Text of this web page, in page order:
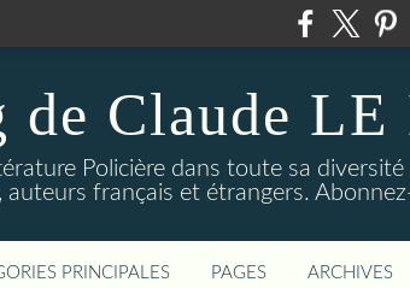
de Claude LE
Policière dans toute sa
auteurs français et étrangers.
PRINCIPALES PAGES ARCHIVES